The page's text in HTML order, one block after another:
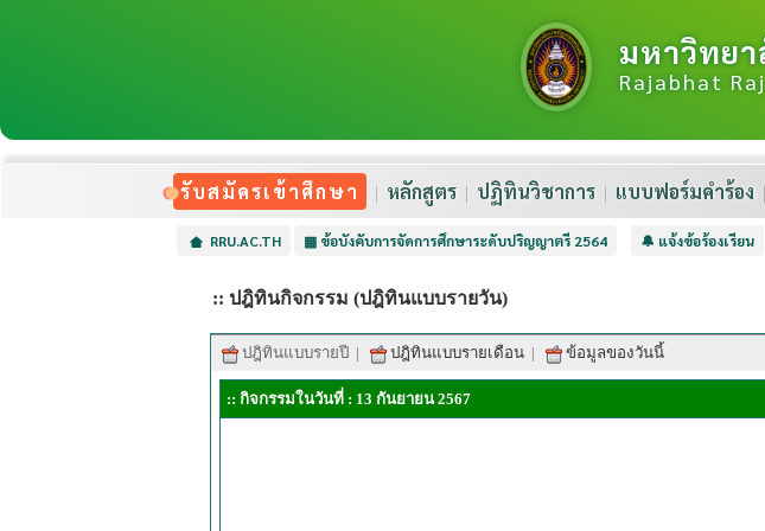
มหาวิทย
Rajabhat
รับสมัครเข้าศึกษา หลักสูตร ปฏิทินวิชาการ แบบฟอร์มคำร้อง
RRU.AC.TH ▦ ข้อบังคับการจัดการศึกษาระดับปริญญาตรี 2564 🔔 แจ้งข้อร้องเรียน
:: ปฎิทินกิจกรรม (ปฎิทินแบบรายวัน)
ปฎิทินแบบรายปี | ปฎิทินแบบรายเดือน | ข้อมูลของวันนี้
:: กิจกรรมในวันที่ : 13 กันยายน 2567